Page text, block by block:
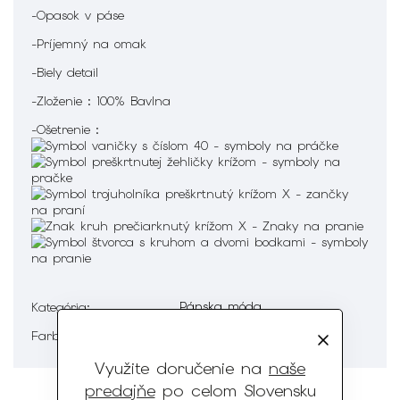
Využite doručenie na naše
predajňepo celom Slovensku
-Opasok v páse
-Príjemný na omak
-Biely detail
-Zloženie : 100% Bavlna
-Ošetrenie :
Kategória:
Pánska móda
Farba